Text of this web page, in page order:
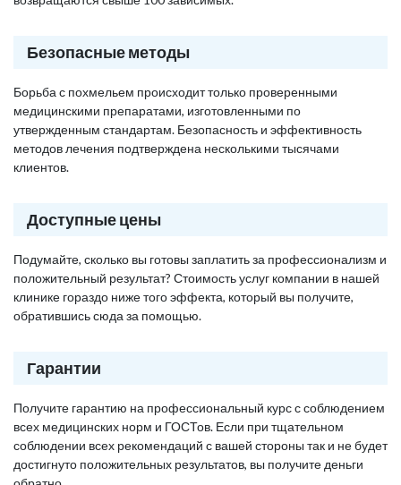
Безопасные методы
Борьба с похмельем происходит только проверенными
медицинскими препаратами, изготовленными по
утвержденным стандартам. Безопасность и эффективность
методов лечения подтверждена несколькими тысячами
клиентов.
Доступные цены
Подумайте, сколько вы готовы заплатить за профессионализм и
положительный результат? Стоимость услуг компании в нашей
клинике гораздо ниже того эффекта, который вы получите,
обратившись сюда за помощью.
Гарантии
Получите гарантию на профессиональный курс с соблюдением
всех медицинских норм и ГОСТов. Если при тщательном
соблюдении всех рекомендаций с вашей стороны так и не будет
достигнуто положительных результатов, вы получите деньги